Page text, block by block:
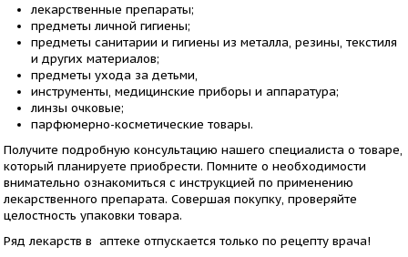
лекарственные препараты;
предметы личной гигиены;
предметы санитарии и гигиены из металла, резины, текстиля
и других материалов;
предметы ухода за детьми,
инструменты, медицинские приборы и аппаратура;
линзы очковые;
парфюмерно-косметические товары.
Получите подробную консультацию нашего специалиста о товаре,
который планируете приобрести. Помните о необходимости
внимательно ознакомиться с инструкцией по применению
лекарственного препарата. Совершая покупку, проверяйте
целостность упаковки товара.
Ряд лекарств в аптеке отпускается только по рецепту врача!